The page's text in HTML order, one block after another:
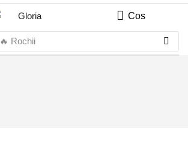
Cos
🔥 Rochii